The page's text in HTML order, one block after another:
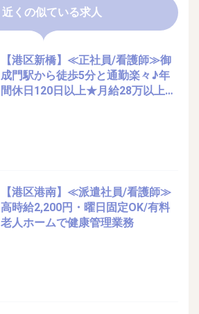
近くの似ている求人
【港区新橋】≪正社員/看護師≫御
成門駅から徒歩5分と通勤楽々♪年
間休日120日以上★月給28万以上の
【港区港南】≪派遣社員/看護師≫
高時給2,200円・曜日固定OK/有料
老人ホームで健康管理業務